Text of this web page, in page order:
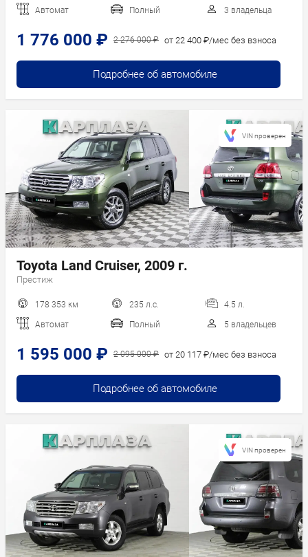
Автомат Полный 3 владельца
1 776 000 ₽ 2 276 000 ₽ от 22 400 ₽/мес без взноса
Подробнее об автомобиле
Toyota Land Cruiser, 2009 г.
Престиж
178 353 км 235 л.с. 4.5 л.
Автомат Полный 5 владельцев
1 595 000 ₽ 2 095 000 ₽ от 20 117 ₽/мес без взноса
Подробнее об автомобиле
VIN проверен
VIN проверен